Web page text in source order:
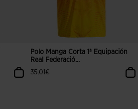
Polo Manga Corta 1ª Equipación
Real Federació...
35,01€